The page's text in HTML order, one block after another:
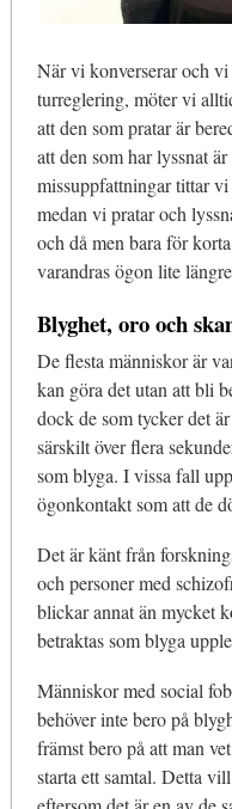
När vi konverserar och
turreglering, möter vi
att den som pratar är
att den som har lyssnat
missuppfattningar tittar
medan vi pratar och
och då men bara för
varandras ögon lite
Blyghet, oro och
De flesta människor är
kan göra det utan att bli
dock de som tycker det
särskilt över flera
som blyga. I vissa fall
ögonkontakt som att de
Det är känt från
och personer med
blickar annat än mycket
betraktas som blyga
Människor med social
behöver inte bero på
främst bero på att man
starta ett samtal. Detta